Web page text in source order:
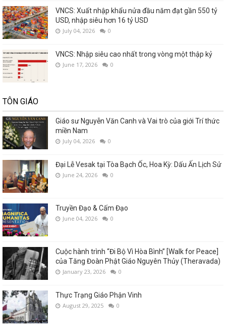
VNCS: Xuất nhập khẩu nửa đầu năm đạt gần 550 tỷ
USD, nhập siêu hơn 16 tỷ USD
July 04, 2026 0
VNCS: Nhập siêu cao nhất trong vòng một thập kỷ
June 17, 2026 0
TÔN GIÁO
Giáo sư Nguyễn Văn Canh và Vai trò của giới Trí thức
miền Nam
July 04, 2026 0
Đại Lễ Vesak tại Tòa Bạch Ốc, Hoa Kỳ: Dấu Ấn Lịch Sử
June 24, 2026 0
Truyền Đạo & Cấm Đạo
June 04, 2026 0
Cuộc hành trình “Đi Bộ Vì Hòa Bình” [Walk for Peace]
của Tăng Đoàn Phật Giáo Nguyên Thủy (Theravada)
January 23, 2026 0
Thực Trạng Giáo Phận Vinh
August 29, 2025 0